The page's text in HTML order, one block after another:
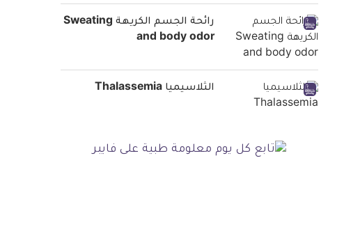
رائحة الجسم الكريهة Sweating
and body odor
الثلاسيميا Thalassemia